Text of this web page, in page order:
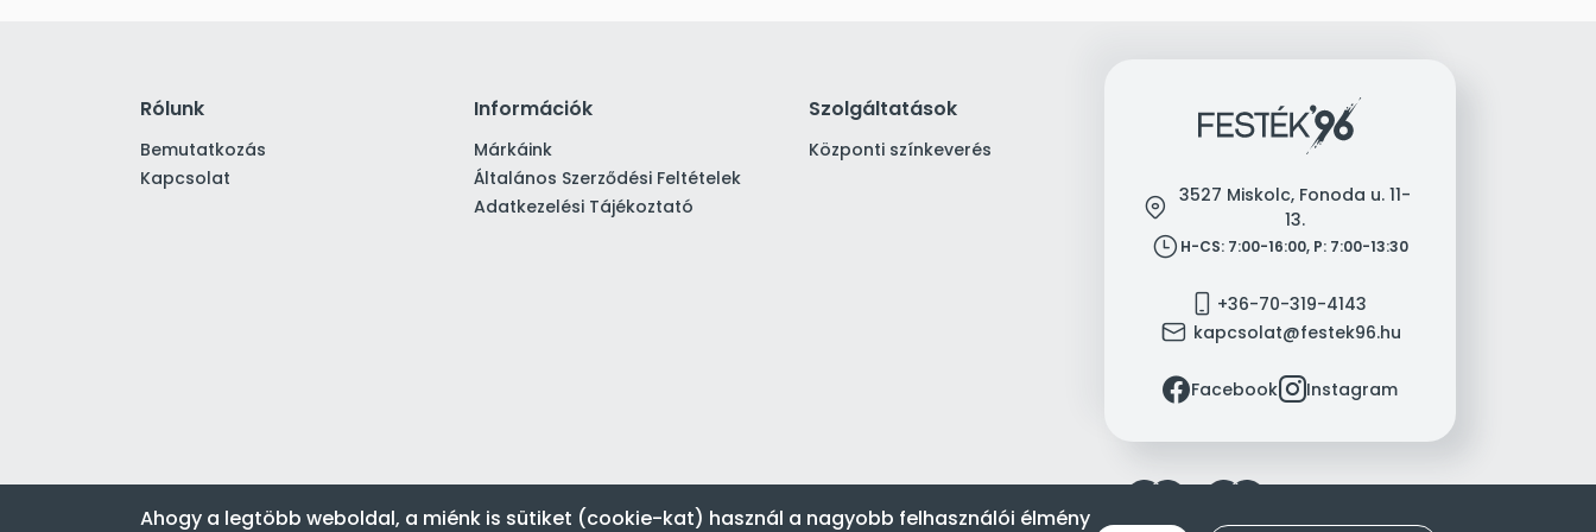
Rólunk
Bemutatkozás
Kapcsolat
Információk
Márkáink
Általános Szerződési Feltételek
Adatkezelési Tájékoztató
Szolgáltatások
Központi színkeverés
location 3527 Miskolc, Fonoda u. 11-
13.
clock H-CS: 7:00-16:00, P: 7:00-13:30
mobile +36-70-319-4143
mail kapcsolat@festek96.hu
facebookFacebookinstagramInstagram
Ahogy a legtöbb weboldal, a miénk is sütiket (cookie-kat) használ a nagyobb felhasználói élmény